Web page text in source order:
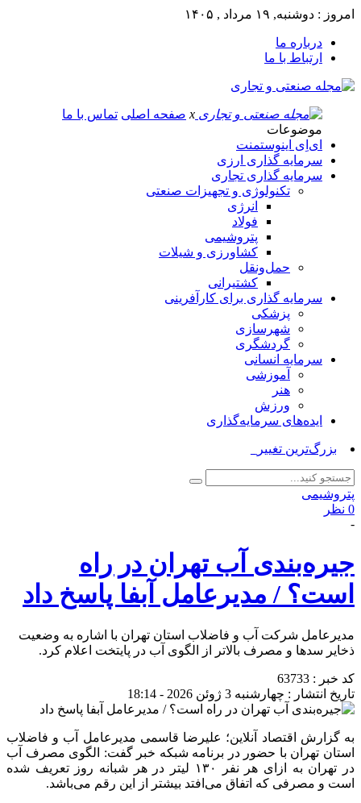
امروز : دوشنبه, ۱۹ مرداد , ۱۴۰۵
درباره ما
ارتباط با ما
x صفحه اصلی تماس با ما
موضوعات
ای‌اِی اینوستمنت
سرمایه گذاری ارزی
سرمایه گذاری تجاری
تکنولوژی و تجهیزات صنعتی
انرژی
فولاد
پتروشیمی
کشاورزی و شیلات
حمل‌و‌نقل
کشتیرانی
سرمایه گذاری برای کارآفرینی
پزشکی
شهرسازی
گردشگری
سرمایه انسانی
آموزشی
هنر
ورزش
ایده‌های سرمایه‌گذاری
بزرگ‌ترین تغییر اپل و_
پتروشیمی
0 نظر
-
جیره‌بندی آب تهران در راه
است؟ / مدیرعامل آبفا پاسخ داد
مدیرعامل شرکت آب و فاضلاب استان تهران با اشاره به وضعیت
ذخایر سد‌ها و مصرف بالاتر از الگوی آب در پایتخت اعلام کرد.
کد خبر : 63733
تاریخ انتشار : چهارشنبه 3 ژوئن 2026 - 18:14
به گزارش اقتصاد آنلاین؛ علیرضا قاسمی مدیرعامل آب و فاضلاب
استان تهران با حضور در برنامه شبکه خبر گفت: الگوی مصرف آب
در تهران به ازای هر نفر ۱۳۰ لیتر در هر شبانه روز تعریف شده
است و مصرفی که اتفاق می‌افتد بیشتر از این رقم می‌باشد.